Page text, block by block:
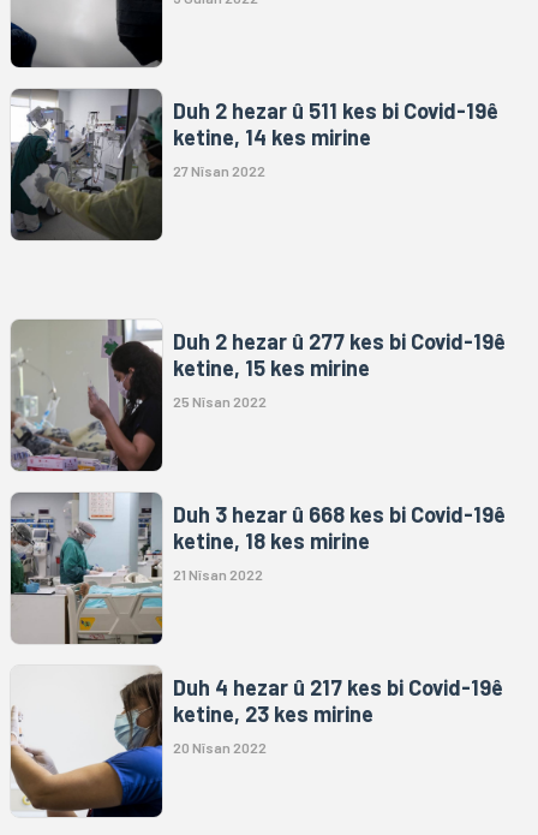
Duh 2 hezar û 511 kes bi Covid-19ê
ketine, 14 kes mirine
27 Nîsan 2022
Duh 2 hezar û 277 kes bi Covid-19ê
ketine, 15 kes mirine
25 Nîsan 2022
Duh 3 hezar û 668 kes bi Covid-19ê
ketine, 18 kes mirine
21 Nîsan 2022
Duh 4 hezar û 217 kes bi Covid-19ê
ketine, 23 kes mirine
20 Nîsan 2022